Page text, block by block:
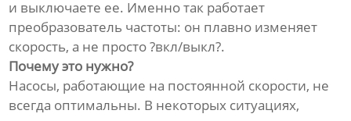
и выключаете ее. Именно так работает
преобразователь частоты: он плавно изменяет
скорость, а не просто ?вкл/выкл?.
Почему это нужно?
Насосы, работающие на постоянной скорости, не
всегда оптимальны. В некоторых ситуациях,